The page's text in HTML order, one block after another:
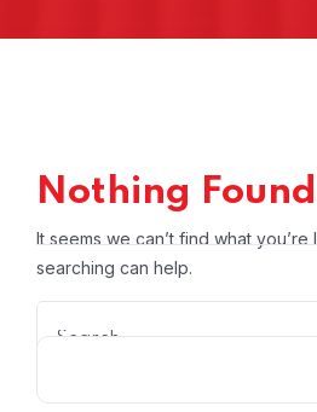
Nothing Found
It seems we can’t find what
searching can help.